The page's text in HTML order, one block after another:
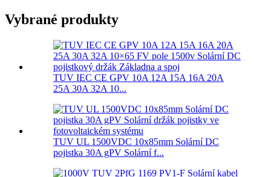
Vybrané produkty
TUV IEC CE GPV 10A 12A 15A 16A 20A
25A 30A 32A 10...
TUV UL 1500VDC 10x85mm Solární DC
pojistka 30A gPV Solární f...